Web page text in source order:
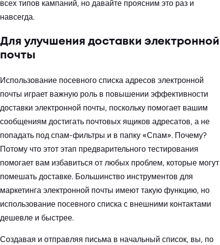
всех типов кампаний, но давайте проясним это раз и
навсегда.
Для улучшения доставки электронной
почты
Использование посевного списка адресов электронной
почты играет важную роль в повышении эффективности
доставки электронной почты, поскольку помогает вашим
сообщениям достигать почтовых ящиков адресатов, а не
попадать под спам-фильтры и в папку «Спам». Почему?
Потому что этот этап предварительного тестирования
помогает вам избавиться от любых проблем, которые могут
помешать доставке. Большинство инструментов для
маркетинга электронной почты имеют такую функцию, но
использование посевного списка с внешними контактами
дешевле и быстрее.
Создавая и отправляя письма в начальный список, вы, по